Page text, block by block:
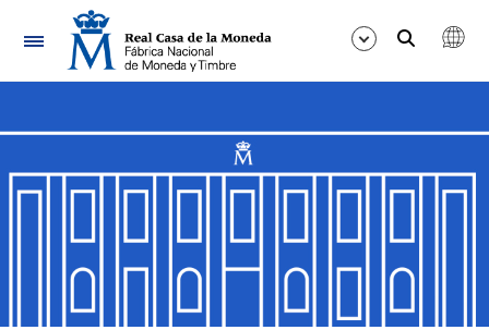
Navegació
Mostra/Amaga
Mostra/Amaga
Mostra/Amaga